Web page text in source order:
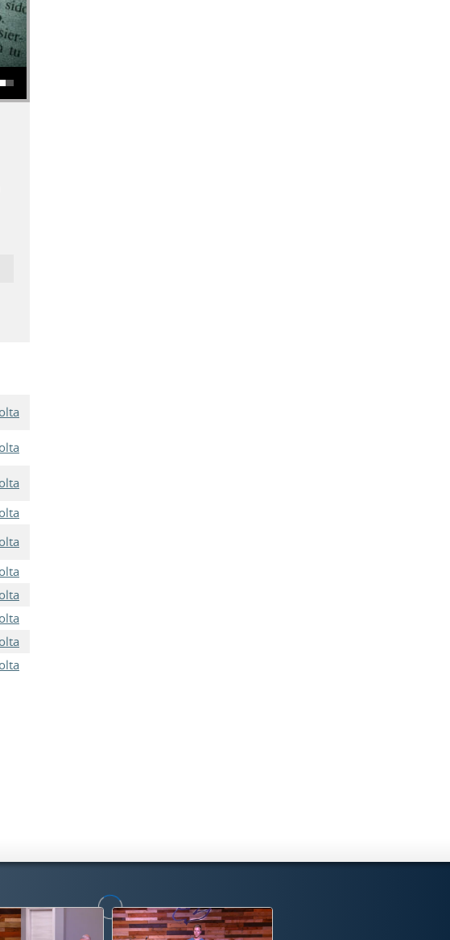
o diminuire il volume.